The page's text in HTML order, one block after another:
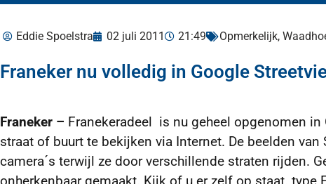
Eddie Spoelstra 02 juli 2011 21:49 Opmerkelijk,
Franeker nu volledig in Google
Franeker – Franekeradeel is nu geheel opgenomen
straat of buurt te bekijken via Internet. De beelden
camera´s terwijl ze door verschillende straten rijden.